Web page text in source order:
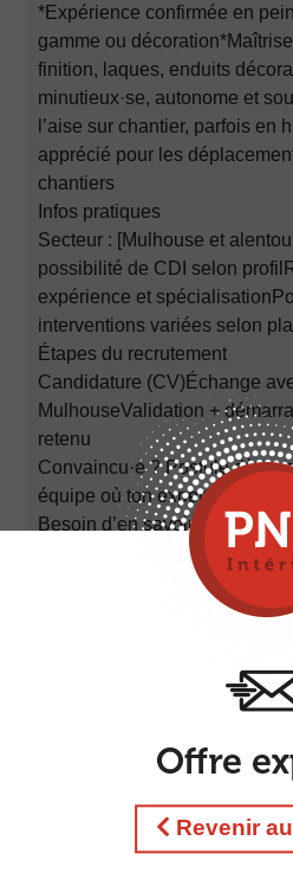
Revenir
*Expérience confirmée en
gamme ou
finition, laques, enduits
minutieux·se, autonome et
l’aise sur chantier, parfois en
apprécié pour les
chantiers
Infos pratiques
Secteur : [Mulhouse et
possibilité de CDI selon
expérience et
interventions variées selon
Étapes du recrutement
Candidature (CV)Échange
MulhouseValidation +
retenu
Convaincu·e ? Postule dès
équipe où ton expertise haut
Besoin d’en savoir plus ?
l’agence : nous te répondrons
Pour toutes informations
PNS Interim -
POSTULER MAINTENANT